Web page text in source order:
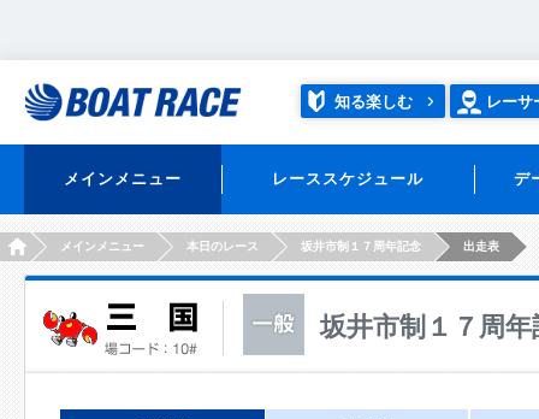
知る楽しむ レーサ
メインメニュー レーススケジュール デ
HOMEメインメニュー 本日のレース 坂井市制１７周年記念 出走表
坂井市制１７周年